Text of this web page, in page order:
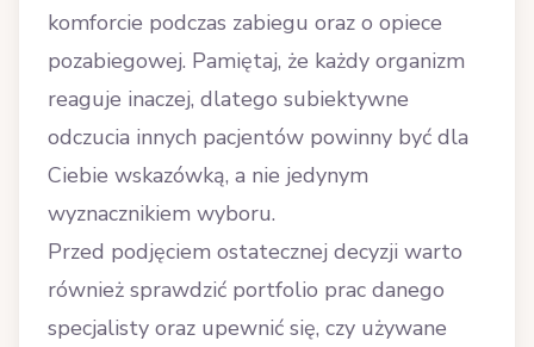
komforcie podczas zabiegu oraz o opiece
pozabiegowej. Pamiętaj, że każdy organizm
reaguje inaczej, dlatego subiektywne
odczucia innych pacjentów powinny być dla
Ciebie wskazówką, a nie jedynym
wyznacznikiem wyboru.
Przed podjęciem ostatecznej decyzji warto
również sprawdzić portfolio prac danego
specjalisty oraz upewnić się, czy używane